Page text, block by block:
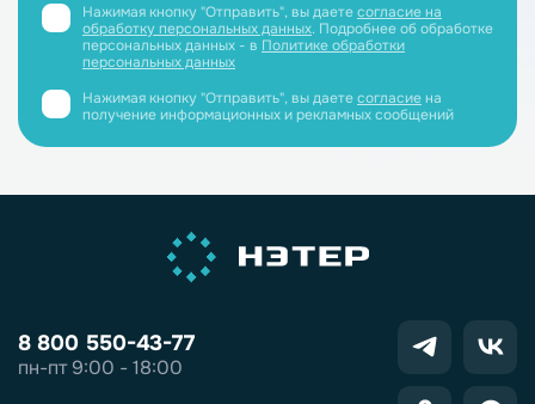
Нажимая кнопку "Отправить", вы даетесогласие на
обработку персональных данных. Подробнее об обработке
персональных данных - в Политике обработки
персональных данных
Нажимая кнопку "Отправить", вы даетесогласиена
получение информационных и рекламных сообщений
8 800 550-43-77
пн-пт 9:00 - 18:00